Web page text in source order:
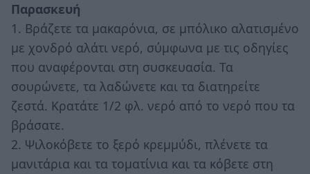
Παρασκευή
1. Βράζετε τα μακαρόνια, σε μπόλικο αλατισμένο
με χονδρό αλάτι νερό, σύμφωνα με τις οδηγίες
που αναφέρονται στη συσκευασία. Τα
σουρώνετε, τα λαδώνετε και τα διατηρείτε
ζεστά. Κρατάτε 1/2 φλ. νερό από το νερό που τα
βράσατε.
2. Ψιλοκόβετε το ξερό κρεμμύδι, πλένετε τα
μανιτάρια και τα τοματίνια και τα κόβετε στη